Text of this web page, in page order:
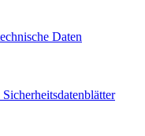
Daten
Sicherheitsdatenblätter